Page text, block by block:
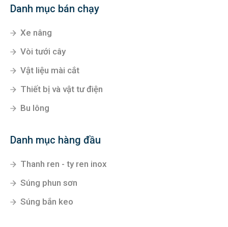
Danh mục bán chạy
Xe nâng
Vòi tưới cây
Vật liệu mài cắt
Thiết bị và vật tư điện
Bu lông
Danh mục hàng đầu
Thanh ren - ty ren inox
Súng phun sơn
Súng bắn keo